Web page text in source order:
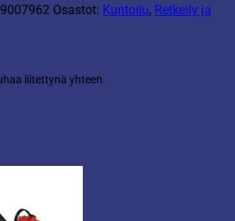
9007962 Osastot: Kuntoilu, Retkeily ja
liitettynä yhteen.